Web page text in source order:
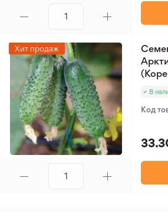
Хит продаж
В
Код